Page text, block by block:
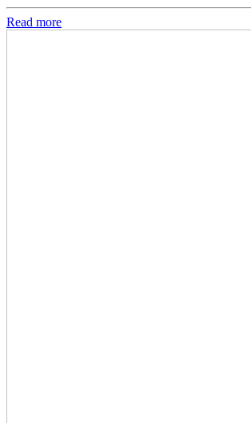
Read more